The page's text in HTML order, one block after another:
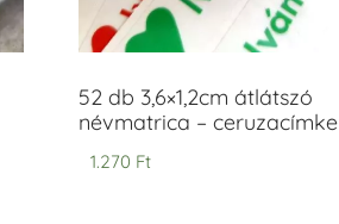
52 db 3,6×1,2cm átlátszó
névmatrica – ceruzacímke
1.270 Ft